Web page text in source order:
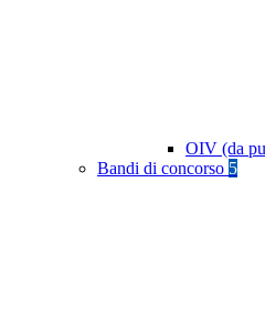
OIV (da
Bandi di concorso 5